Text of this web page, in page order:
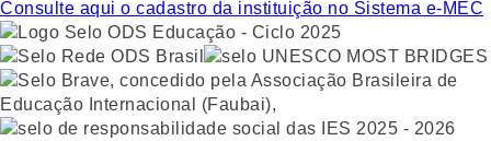
Consulte aqui o cadastro da instituição no Sistema e-MEC